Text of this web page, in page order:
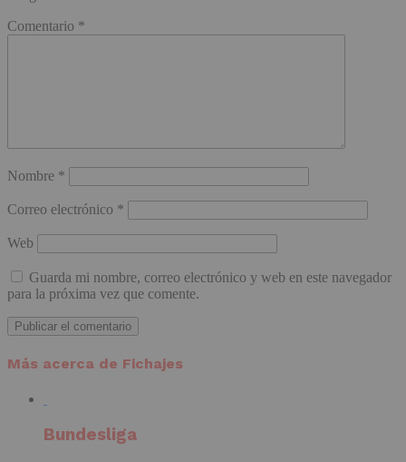
Comentario *
Nombre *
Correo electrónico *
Web
Guarda mi nombre, correo electrónico y web en este navegador
para la próxima vez que comente.
Más acerca de Fichajes
Bundesliga